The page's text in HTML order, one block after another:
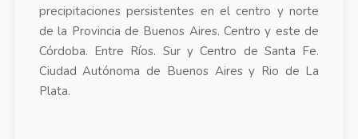
precipitaciones persistentes en el centro y norte
de la Provincia de Buenos Aires. Centro y este de
Córdoba. Entre Ríos. Sur y Centro de Santa Fe.
Ciudad Autónoma de Buenos Aires y Rio de La
Plata.